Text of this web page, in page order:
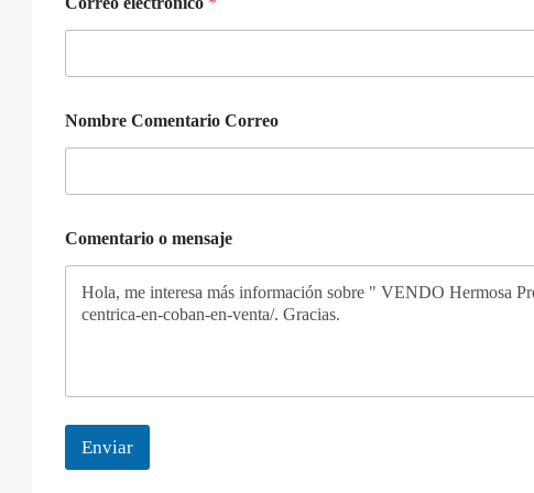
Nombre Comentario Correo
Comentario o mensaje
Enviar